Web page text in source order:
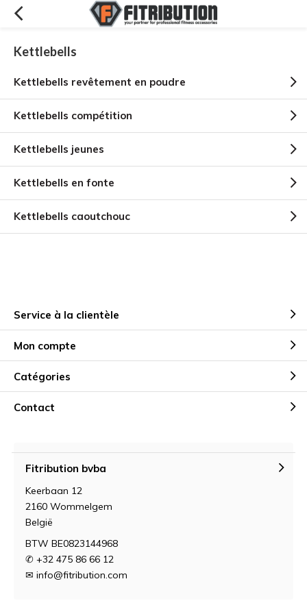
Kettlebells
Kettlebells revêtement en poudre
Kettlebells compétition
Kettlebells jeunes
Kettlebells en fonte
Kettlebells caoutchouc
Service à la clientèle
Mon compte
Catégories
Contact
Fitribution bvba
Keerbaan 12
2160 Wommelgem
België
BTW BE0823144968
✆ +32 475 86 66 12
✉ info@fitribution.com